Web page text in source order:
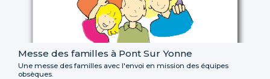
Messe des familles à Pont Sur Yonne
Une messe des familles avec l'envoi en mission des équipes
obsèques.